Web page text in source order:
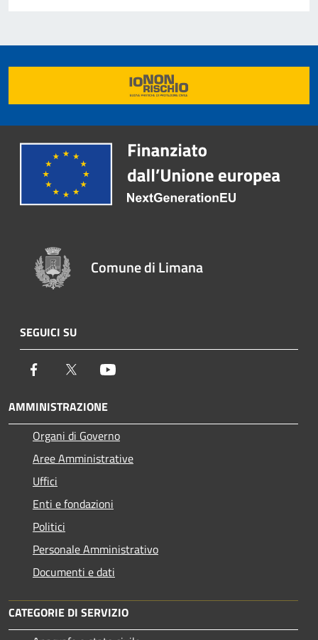
Comune di Limana
SEGUICI SU
Facebook Twitter
AMMINISTRAZIONE
Organi di Governo
Aree Amministrative
Uffici
Enti e fondazioni
Politici
Personale Amministrativo
Documenti e dati
CATEGORIE DI SERVIZIO